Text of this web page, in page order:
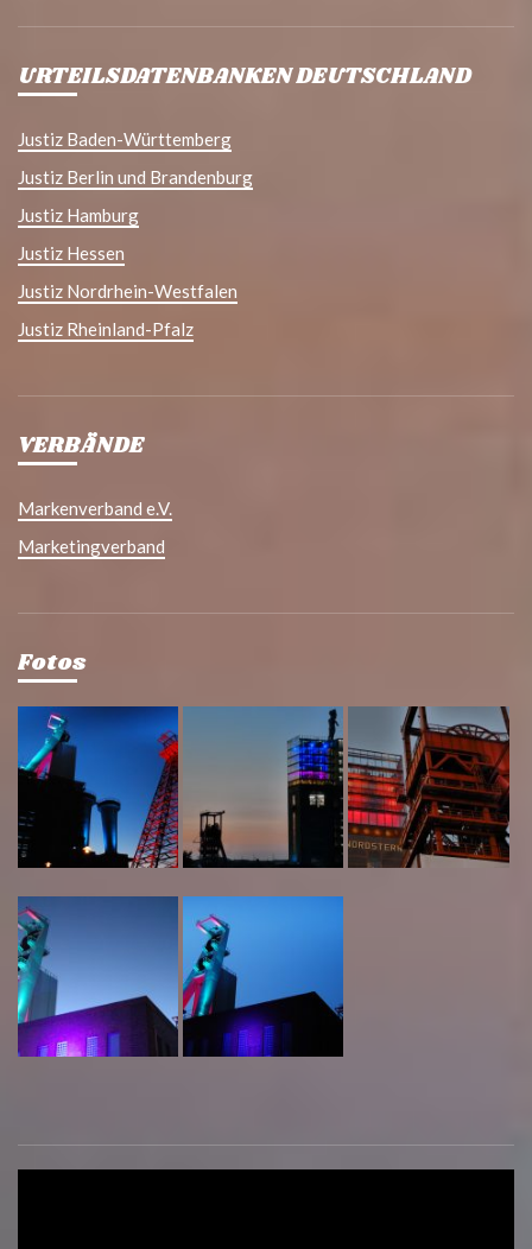
URTEILSDATENBANKEN DEUTSCHLAND
Justiz Baden-Württemberg
Justiz Berlin und Brandenburg
Justiz Hamburg
Justiz Hessen
Justiz Nordrhein-Westfalen
Justiz Rheinland-Pfalz
VERBÄNDE
Markenverband e.V.
Marketingverband
Fotos